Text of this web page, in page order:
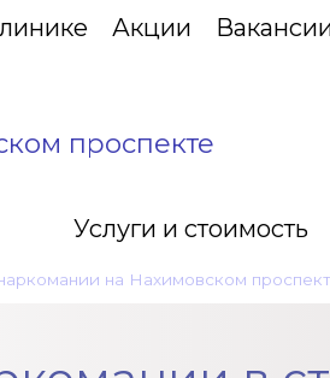
Акции
проспекте
Услуги и стоимость
на Нахимовском